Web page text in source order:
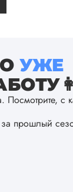
УЖЕ
Посмотрите, с
прошлый